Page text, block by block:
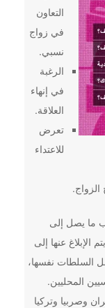
التعاون
في زواج
نسبي.
الرغبة
في إنهاء
العلاقة.
تعرض
للاعتداء
الزواج.
ما يصل إلى
الإبلاغ عنها إلى
السلطات نفسها،
المحليين.
وصربيا وتركيا